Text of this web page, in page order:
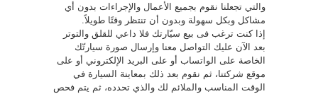
والتي تجعلنا نقوم بجميع الأعمال والإجراءات بدون أي
مشاكل وبكل سهولة وبدون أن تنتظر وقتًا طويلاً.
إذا كنت ترغب فى بيع سيّارتك فلا داعي للقلق والتوتر
بعد الآن عليك التواصل معنا وإرسال صورة سيارتّك
الخاصة على الواتساب أو على البريد الإلكتروني أو على
موقع شركتنا، ثم نقوم بعد ذلك بمعاينة السيارة في
الوقت المناسب والملائم لك والذي تحدده، ثم يتم فحص